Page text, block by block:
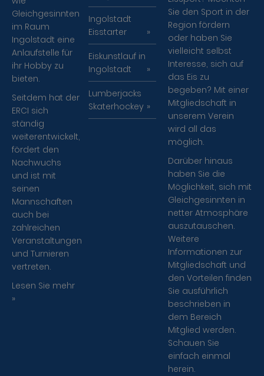
Gleichgesinnten
im Raum
Ingolstadt eine
Anlaufstelle für
ihr Hobby zu
bieten.
Seitdem hat der
ERCI sich
ständig
weiterentwickelt,
fördert den
Nachwuchs
und ist mit
seinen
Mannschaften
auch bei
zahlreichen
Veranstaltungen
und Turnieren
vertreten.
Lesen Sie mehr
»
Ingolstadt
Eisstarter
Eiskunstlauf in
Ingolstadt
Lumberjacks
Skaterhockey
Sie den Sport in der
Region fördern
oder haben Sie
vielleicht selbst
Interesse, sich auf
das Eis zu
begeben? Mit einer
Mitgliedschaft in
unserem Verein
wird all das
möglich.
Darüber hinaus
haben Sie die
Möglichkeit, sich mit
Gleichgesinnten in
netter Atmosphäre
auszutauschen.
Weitere
Informationen zur
Mitgliedschaft und
den Vorteilen finden
Sie ausführlich
beschrieben in
dem Bereich
Mitglied werden.
Schauen Sie
einfach einmal
herein.